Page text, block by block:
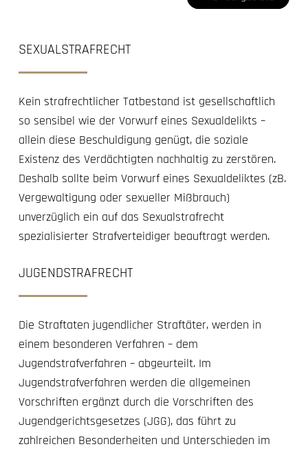
SEXUALSTRAFRECHT
Kein strafrechtlicher Tatbestand ist gesellschaftlich
so sensibel wie der Vorwurf eines Sexualdelikts –
allein diese Beschuldigung genügt, die soziale
Existenz des Verdächtigten nachhaltig zu zerstören.
Deshalb sollte beim Vorwurf eines Sexualdeliktes (zB.
Vergewaltigung oder sexueller Mißbrauch)
unverzüglich ein auf das Sexualstrafrecht
spezialisierter Strafverteidiger beauftragt werden.
JUGENDSTRAFRECHT
Die Straftaten jugendlicher Straftäter, werden in
einem besonderen Verfahren – dem
Jugendstrafverfahren – abgeurteilt. Im
Jugendstrafverfahren werden die allgemeinen
Vorschriften ergänzt durch die Vorschriften des
Jugendgerichtsgesetzes (JGG), das führt zu
zahlreichen Besonderheiten und Unterschieden im